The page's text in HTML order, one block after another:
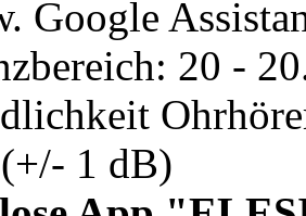
Google
20 -
1 dB)